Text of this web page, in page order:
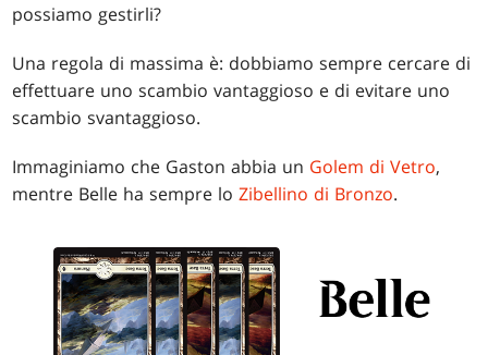
possiamo gestirli?
Una regola di massima è: dobbiamo sempre cercare di
effettuare uno scambio vantaggioso e di evitare uno
scambio svantaggioso.
Immaginiamo che Gaston abbia un Golem di Vetro,
mentre Belle ha sempre loZibellino di Bronzo.